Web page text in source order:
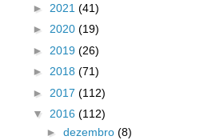
► 2021 (41)
► 2020 (19)
► 2019 (26)
► 2018 (71)
► 2017 (112)
▼ 2016 (112)
► dezembro (8)